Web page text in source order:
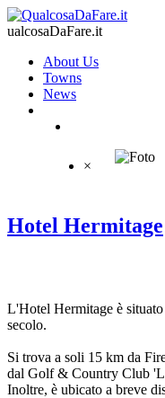
ualcosaDaFare.it
About Us
Towns
News
×
Hotel Hermitage
L'Hotel Hermitage è
secolo.
Si trova a soli 15 km da
dal Golf & Country Club
Inoltre, è ubicato a breve